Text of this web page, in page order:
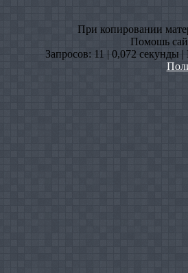
При копировании
Помошь
Запросов: 11 | 0,072 секунды